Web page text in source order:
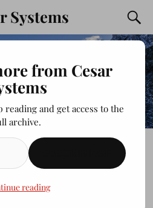
Systems
DEL
VAMOS
from Cesar
reading and get access to the
archive.
reading